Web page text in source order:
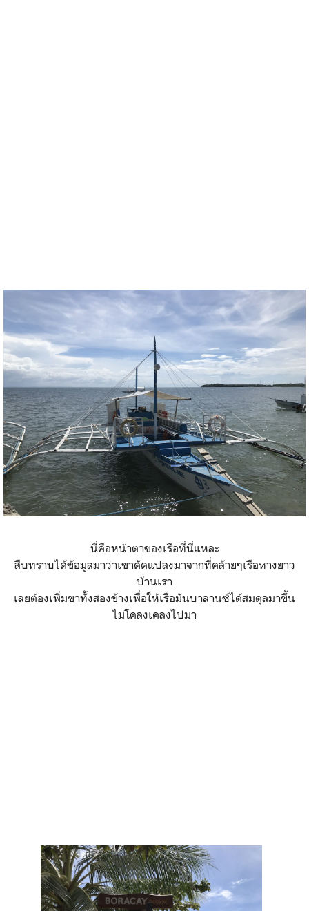
นี่คือหน้าตาของเรือที่นี่แหละ
สืบทราบได้ข้อมูลมาว่าเขาดัดแปลงมาจากที่คล้ายๆเรือหางยาว
บ้านเรา
เลยต้องเพิ่มขาทั้งสองข้างเพื่อให้เรือมันบาลานซ์ได้สมดุลมาขึ้น
ไม่โคลงเคลงไปมา